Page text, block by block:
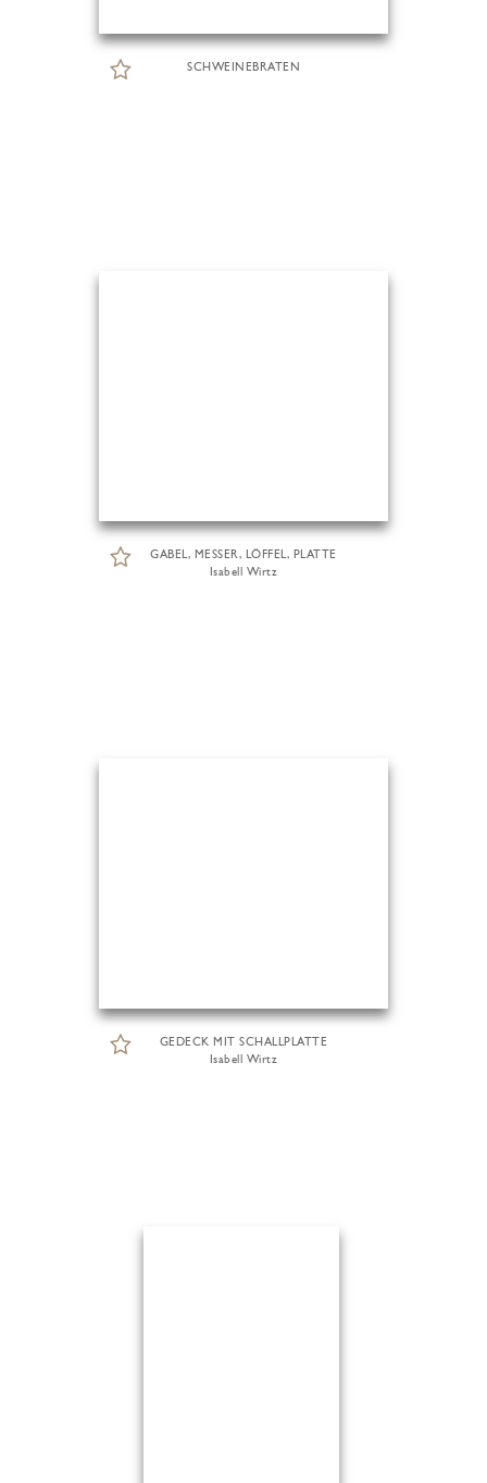
SCHWEINEBRATEN
GABEL, MESSER, LÖFFEL, PLATTE
Isabell Wirtz
GEDECK MIT SCHALLPLATTE
Isabell Wirtz